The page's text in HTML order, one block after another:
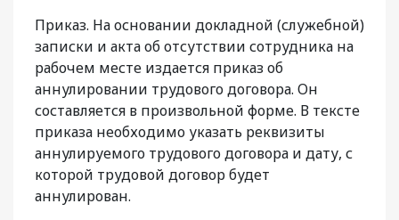
Приказ. На основании докладной (служебной)
записки и акта об отсутствии сотрудника на
рабочем месте издается приказ об
аннулировании трудового договора. Он
составляется в произвольной форме. В тексте
приказа необходимо указать реквизиты
аннулируемого трудового договора и дату, с
которой трудовой договор будет
аннулирован.